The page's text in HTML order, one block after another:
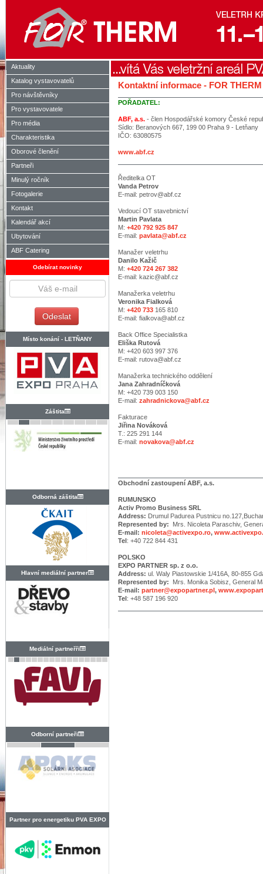
Aktuality
Katalog vystavovatelů
Pro návštěvníky
Pro vystavovatele
Pro média
Charakteristika
Oborové členění
Partneři
Minulý ročník
Fotogalerie
Kontakt
Kalendář akcí
Ubytování
ABF Catering
Odebírat novinky
Místo konání - LETŇANY
Záštita
Odborná záštita
Hlavní mediální partner
Mediální partneřři
Odborní partneři
Partner pro energetiku PVA EXPO
Kontaktní informace - FOR THERM
POŘADATEL:
ABF, a.s. - člen Hospodářské komory České
Sídlo: Beranových 667, 199 00 Praha 9 - Letňany
IČO: 63080575
www.abf.cz
Ředitelka OT
Vanda Petrov
E-mail: petrov@abf.cz
Vedoucí OT stavebnictví
Martin Pavlata
M: +420 792 925 847
E-mail: pavlata@abf.cz
Manažer veletrhu
Danilo Kažič
M: +420 724 267 382
E-mail: kazic@abf.cz
Manažerka veletrhu
Veronika Fialková
M: +420 733 165 810
E-mail: fialkova@abf.cz
Back Office Specialistka
Eliška Rutová
M: +420 603 997 376
E-mail: rutova@abf.cz
Manažerka technického oddělení
Jana Zahradníčková
M: +420 739 003 150
E-mail: zahradnickova@abf.cz
Fakturace
Jiřina Nováková
T.: 225 291 144
E-mail: novakova@abf.cz
Obchodní zastoupení ABF, a.s.
RUMUNSKO
Activ Promo Business SRL
Address: Drumul Padurea Pustnicu
Represented by: Mrs. Nicoleta Paraschiv,
E-mail: nicoleta@activexpo.ro,
Tel: +40 722 844 431
POLSKO
EXPO PARTNER sp. z o.o.
Address: ul. Waly Piastowskie 1/416A, 80-855
Represented by: Mrs. Monika Sobisz, General
E-mail: partner@expopartner.pl,
Tel: +48 587 196 920